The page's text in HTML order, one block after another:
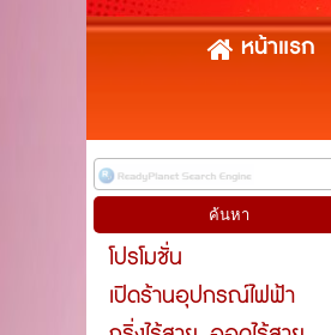
หน้าแรก
โปรโมชั่น
เปิดร้านอุปกรณ์ไฟฟ้า